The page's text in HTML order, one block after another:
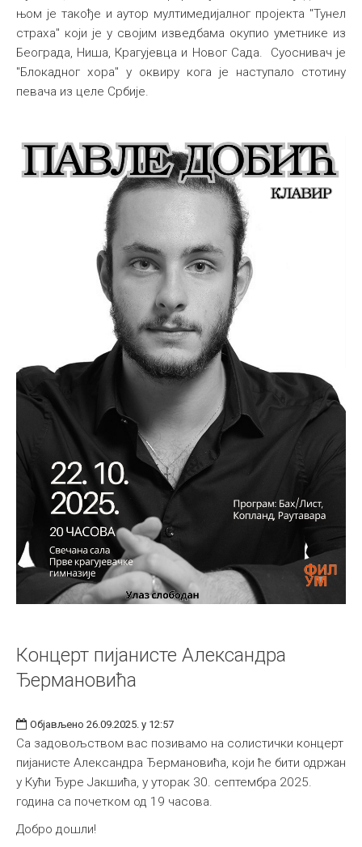
њом је такође и аутор мултимедијалног пројекта "Тунел
страха" који је у својим изведбама окупио уметнике из
Београда, Ниша, Крагујевца и Новог Сада. Суоснивач је
"Блокадног хора" у оквиру кога је наступало стотину
певача из целе Србије.
Концерт пијанисте Александра
Ђермановића
Објављено 26.09.2025. у 12:57
Са задовољством вас позивамо на солистички концерт
пијанисте Александра Ђeрмановића, који ће бити одржан
у Кући Ђуре Јакшића, у уторак 30. септембра 2025.
година са почетком од 19 часова.
Добро дошли!